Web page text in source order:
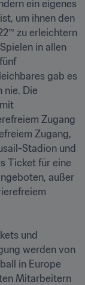
ein eigenes
um ihnen den
zu erleichtern
in allen
gab es
nie. Die
Zugang
Zugang,
Stadion und
Ticket für eine
außer
und
werden von
in Europe
Mitarbeitern